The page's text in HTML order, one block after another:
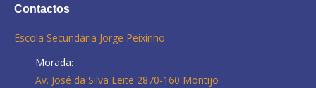
Contactos
Escola Secundária Jorge Peixinho
Morada:
Av. José da Silva Leite 2870-160 Montijo